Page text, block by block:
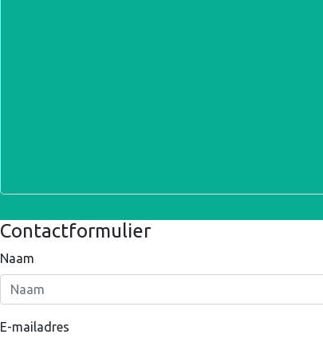
Contactformulier
Naam
E-mailadres